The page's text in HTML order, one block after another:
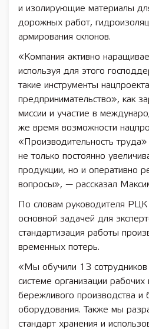
и изолирующие материалы
дорожных работ,
армирования склонов.
«Компания активно
используя для этого
такие инструменты
предпринимательство», как
миссии и участие в
же время возможности
«Производительность
не только постоянно
продукции, но и оперативно
вопросы», — рассказал
По словам руководителя
основной задачей для
стандартизация работы
временных потерь.
«Мы обучили 13 сотрудников
системе организации рабочих
бережливого производства и
оборудования. Также мы
стандарт хранения и